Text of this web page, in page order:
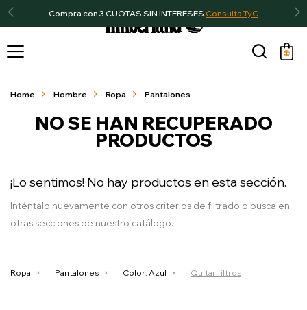
Compra con 3 CUOTAS SIN INTERESES Consulta TyC

Home Hombre Ropa Pantalones
NO SE HAN RECUPERADO
PRODUCTOS
¡Lo sentimos! No hay productos en esta sección.
Inténtalo nuevamente con otros criterios de filtrado o busca en
otras secciones de nuestro catálogo.
Ropa Pantalones Color: Azul Quitar filtros